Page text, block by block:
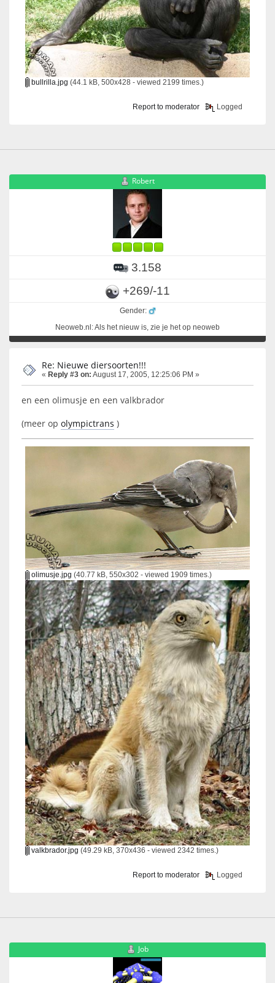
bullrilla.jpg (44.1 kB, 500x428 - viewed 2199 times.)
Report to moderator Logged
Robert
3.158
+269/-11
Gender:
Neoweb.nl: Als het nieuw is, zie je het op neoweb
Re: Nieuwe diersoorten!!!
« Reply #3 on: August 17, 2005, 12:25:06 PM »
en een olimusje en een valkbrador
(meer op olympictrans )
olimusje.jpg (40.77 kB, 550x302 - viewed 1909 times.)
valkbrador.jpg (49.29 kB, 370x436 - viewed 2342 times.)
Report to moderator Logged
Job